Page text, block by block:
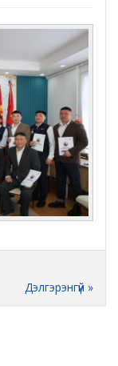
Дэлгэрэнгүй »